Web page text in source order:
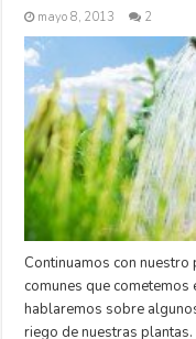
mayo 8, 2013 2
Continuamos con
comunes que
hablaremos sobre
riego de nuestras